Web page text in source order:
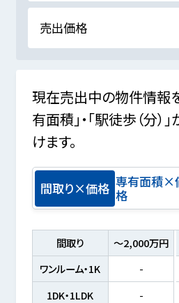
売出価格
現在売出中の物件情報を
有面積」・「駅徒歩（分）
けます。
間取り×価格 専有面積×
格
間取り
ワンルーム・1K
1DK・1LDK
～2,000万円
-
-